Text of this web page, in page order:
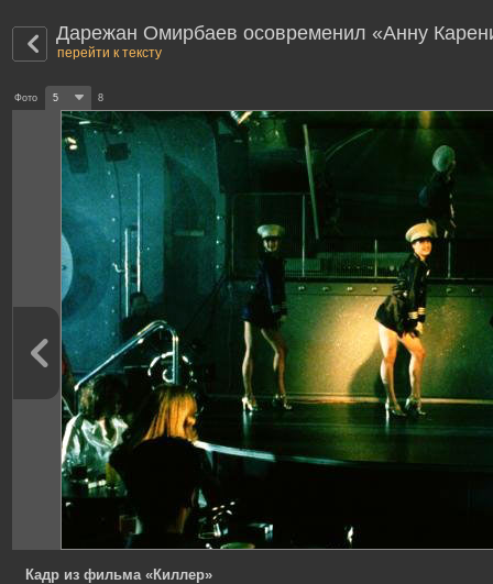
Дарежан Омирбаев осовременил «Анну
перейти к тексту
Фото 5 8
Кадр из фильма «Киллер»